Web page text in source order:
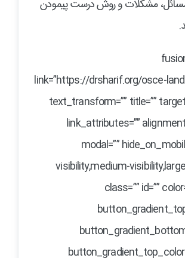
مسائل، مشکلات و روش درست پیمودن
link=”https://drsharif.org/osce-
text_transform=”” title=””
link_attributes=””
modal=””
visibility,medium-
class=”” id=””